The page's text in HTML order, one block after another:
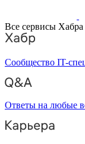
Все сервисы Хабра
Сообщество IT-
Ответы на любые